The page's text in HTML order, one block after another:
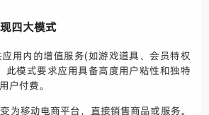
四大模式
用内的增值服务(如游戏道具、会员特权
此模式要求应用具备高度用户粘性和独特
户付费。
为移动电商平台，直接销售商品或服务。